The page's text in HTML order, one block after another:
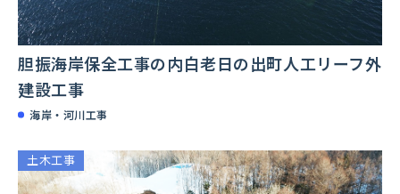
胆振海岸保全工事の内白老日の出町人工リーフ外
建設工事
海岸・河川工事
土木工事